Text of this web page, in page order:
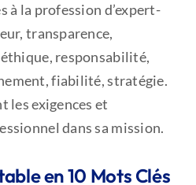
à la profession d’expert-
transparence,
responsabilité,
fiabilité, stratégie.
les exigences et
dans sa mission.
en 10 Mots Clés